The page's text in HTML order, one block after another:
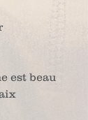
est beau